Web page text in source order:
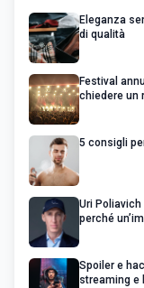
Eleganza
di qualità
Festival
chiedere un
5 consigli
Uri
perché
Spoiler e
streaming e